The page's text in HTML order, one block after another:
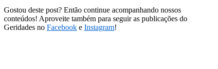
Gostou deste post? Então continue acompanhando nossos
conteúdos! Aproveite também para seguir as publicações do
Geridades no Facebook e Instagram!